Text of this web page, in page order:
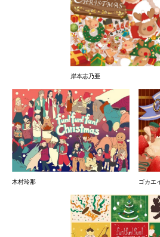
岸本志乃亜
木村玲那 ゴカエ